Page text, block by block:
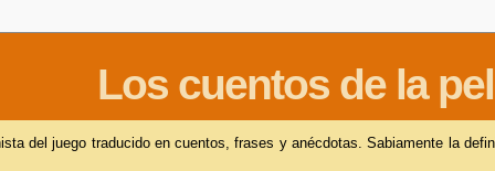
Los cuentos de la
del juego traducido en cuentos, frases y anécdotas. Sabiamente la